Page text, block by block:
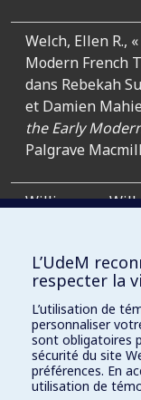
Welch, Ellen R.,
Modern French
dans Rebekah
et Damien
the Early
Palgrave
Williamson,
et Damien
the Early
Palgrave
Yaeger,
Orchestra and
L’UdeM
respecter la
L’utilisation de
personnaliser
sont obligatoires
sécurité du site
préférences. En
utilisation de